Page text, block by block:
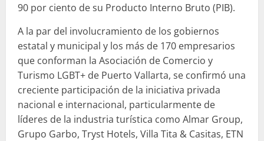
90 por ciento de su Producto Interno Bruto (PIB).
A la par del involucramiento de los gobiernos
estatal y municipal y los más de 170 empresarios
que conforman la Asociación de Comercio y
Turismo LGBT+ de Puerto Vallarta, se confirmó una
creciente participación de la iniciativa privada
nacional e internacional, particularmente de
líderes de la industria turística como Almar Group,
Grupo Garbo, Tryst Hotels, Villa Tita & Casitas, ETN